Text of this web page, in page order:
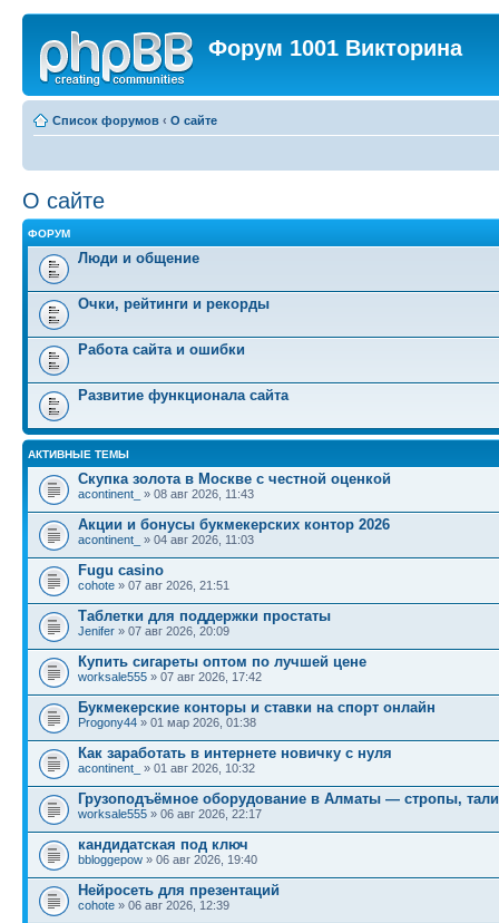
Форум 1001 Викторина
Список форумов ‹ О сайте
О сайте
ФОРУМ
Люди и общение
Очки, рейтинги и рекорды
Работа сайта и ошибки
Развитие функционала сайта
АКТИВНЫЕ ТЕМЫ
Скупка золота в Москве с честной оценкой
acontinent_ » 08 авг 2026, 11:43
Акции и бонусы букмекерских контор 2026
acontinent_ » 04 авг 2026, 11:03
Fugu casino
cohote » 07 авг 2026, 21:51
Таблетки для поддержки простаты
Jenifer » 07 авг 2026, 20:09
Купить сигареты оптом по лучшей цене
worksale555 » 07 авг 2026, 17:42
Букмекерские конторы и ставки на спорт онлайн
Progony44 » 01 мар 2026, 01:38
Как заработать в интернете новичку с нуля
acontinent_ » 01 авг 2026, 10:32
Грузоподъёмное оборудование в Алматы — стропы,
worksale555 » 06 авг 2026, 22:17
кандидатская под ключ
bbloggepow » 06 авг 2026, 19:40
Нейросеть для презентаций
cohote » 06 авг 2026, 12:39